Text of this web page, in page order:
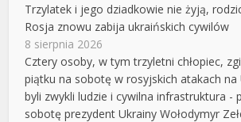
Trzylatek i jego dziadkowie nie żyją,
Rosja znowu zabija ukraińskich cywilów
8 sierpnia 2026
Cztery osoby, w tym trzyletni chłopiec,
piątku na sobotę w rosyjskich atakach na
byli zwykli ludzie i cywilna infrastruktura -
sobotę prezydent Ukrainy Wołodymyr